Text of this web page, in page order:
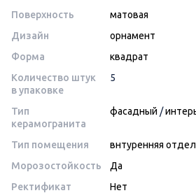
Поверхность
матовая
Дизайн
орнамент
Форма
квадрат
Количество штук
в упаковке
5
Тип
керамогранита
фасадный /
Тип помещения внтуренняя
Морозостойкость
Да
Ректификат
Нет